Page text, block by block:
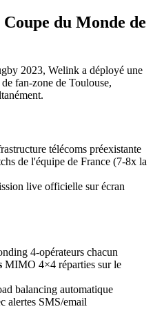
du Monde de
2023, Welink a déployé une
fan-zone de Toulouse,
télécoms préexistante
de l'équipe de France (7-8x la
live officielle sur écran
4-opérateurs chacun
MIMO 4×4 réparties sur le
balancing automatique
alertes SMS/email